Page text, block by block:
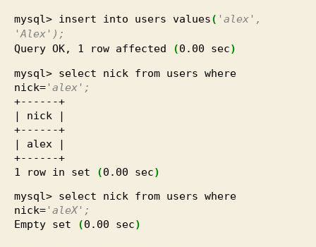
mysql> insert into users values( 'alex',
'Alex');
Query OK, 1 row affected (0.00 sec)
mysql> select nick from users where
nick= 'alex';
+------+
| nick |
+------+
| alex |
+------+
1
row in set (0.00 sec)
mysql> select nick from users where
nick= 'aleX';
Empty set
(0.00 sec)